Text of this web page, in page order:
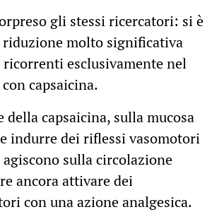
gli stessi ricercatori: si è
molto significativa
esclusivamente nel
capsaicina.
della capsaicina, sulla mucosa
indurre dei riflessi vasomotori
sulla circolazione
ancora attivare dei
con una azione analgesica.